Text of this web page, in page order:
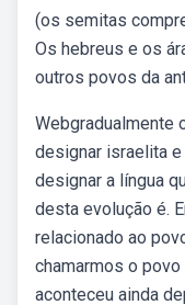
(os semitas
Os hebreus e os
outros povos da
Webgradualmente
designar israelita
designar a língua
desta evolução é.
relacionado ao
chamarmos o povo
aconteceu ainda